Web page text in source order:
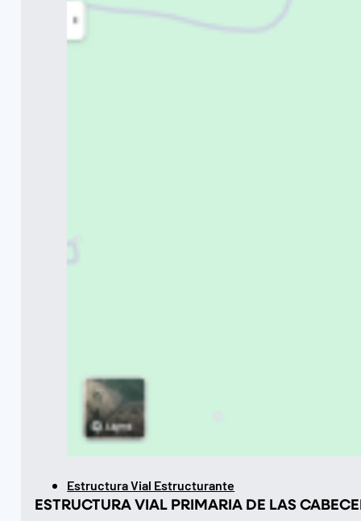
Estructura Vial Estructurante
ESTRUCTURA VIAL PRIMARIA DE LAS